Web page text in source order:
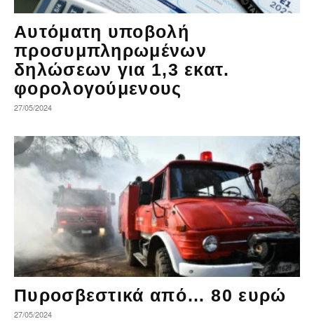
Αυτόματη υποβολή
προσυμπληρωμένων
δηλώσεων για 1,3 εκατ.
φορολογούμενους
27/05/2024
Πυροσβεστικά από… 80 ευρώ
27/05/2024